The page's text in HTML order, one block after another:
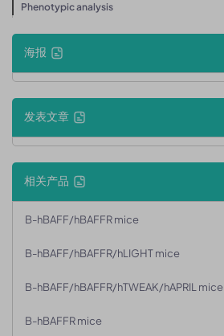
Phenotypic analysis
海报
发表文章
相关产品
B-hBAFF/hBAFFR mice
B-hBAFF/hBAFFR/hLIGHT mice
B-hBAFF/hBAFFR/hTWEAK/hAPRIL mice
B-hBAFFR mice